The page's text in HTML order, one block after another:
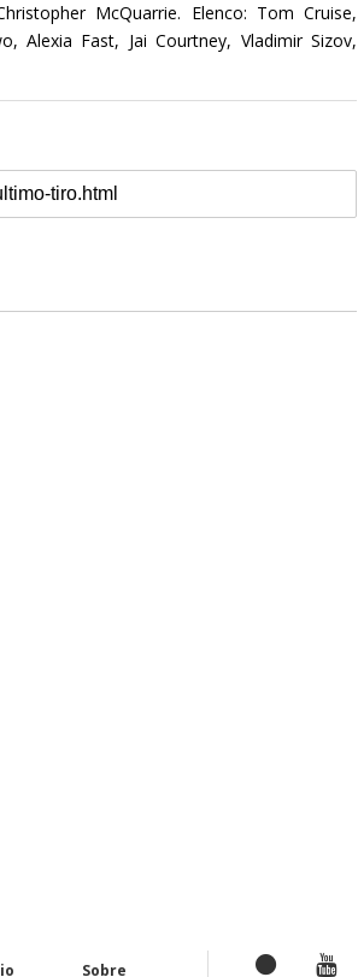
McQuarrie. Elenco: Tom Cruise,
Alexia Fast, Jai Courtney, Vladimir Sizov,
Sobre